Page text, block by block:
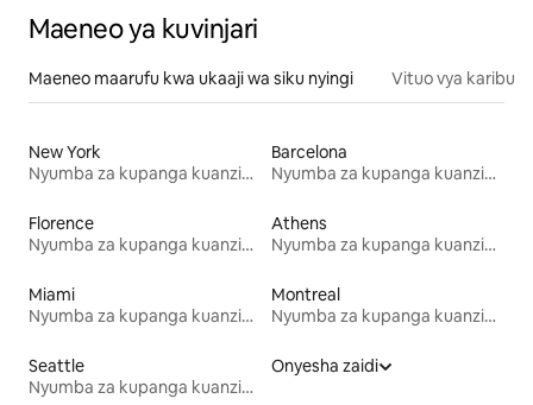
Maeneo ya kuvinjari
Maeneo maarufu kwa ukaaji wa siku nyingi Vituo vya karibu
New York
Nyumba za kupanga kuanzia mwezi mmoja
Barcelona
Nyumba za kupanga kuanzia mwezi mmoja
Florence
Nyumba za kupanga kuanzia mwezi mmoja
Athens
Nyumba za kupanga kuanzia mwezi mmoja
Miami
Nyumba za kupanga kuanzia mwezi mmoja
Montreal
Nyumba za kupanga kuanzia mwezi mmoja
Seattle
Nyumba za kupanga kuanzia mwezi mmoja
Onyesha zaidi